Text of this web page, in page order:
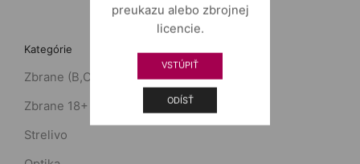
preukazu alebo zbrojnej
licencie.
VSTÚPIŤ
ODÍSŤ
Kategórie
Zbrane (B,C)
Zbrane 18+ (D)
Strelivo